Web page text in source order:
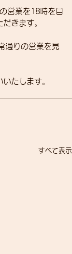
営業を18時を目
きます。
通りの営業を見
たします。
すべて表示